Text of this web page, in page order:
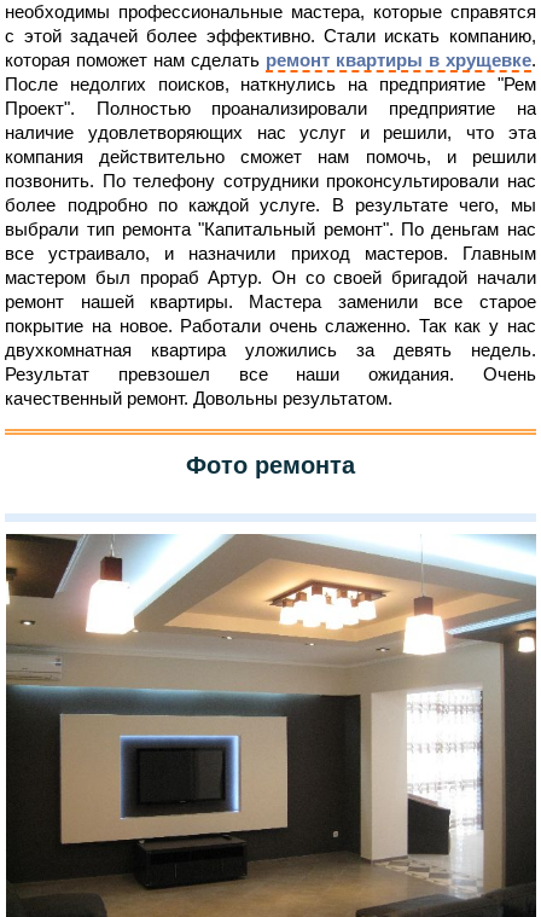
необходимы профессиональные мастера, которые справятся
с этой задачей более эффективно. Стали искать компанию,
которая поможет нам сделать ремонт квартиры в хрущевке.
После недолгих поисков, наткнулись на предприятие "Рем
Проект". Полностью проанализировали предприятие на
наличие удовлетворяющих нас услуг и решили, что эта
компания действительно сможет нам помочь, и решили
позвонить. По телефону сотрудники проконсультировали нас
более подробно по каждой услуге. В результате чего, мы
выбрали тип ремонта "Капитальный ремонт". По деньгам нас
все устраивало, и назначили приход мастеров. Главным
мастером был прораб Артур. Он со своей бригадой начали
ремонт нашей квартиры. Мастера заменили все старое
покрытие на новое. Работали очень слаженно. Так как у нас
двухкомнатная квартира уложились за девять недель.
Результат превзошел все наши ожидания. Очень
качественный ремонт. Довольны результатом.
Фото ремонта